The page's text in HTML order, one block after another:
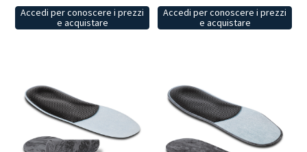
Accedi per conoscere i prezzi
e acquistare
Accedi per conoscere i prezzi
e acquistare